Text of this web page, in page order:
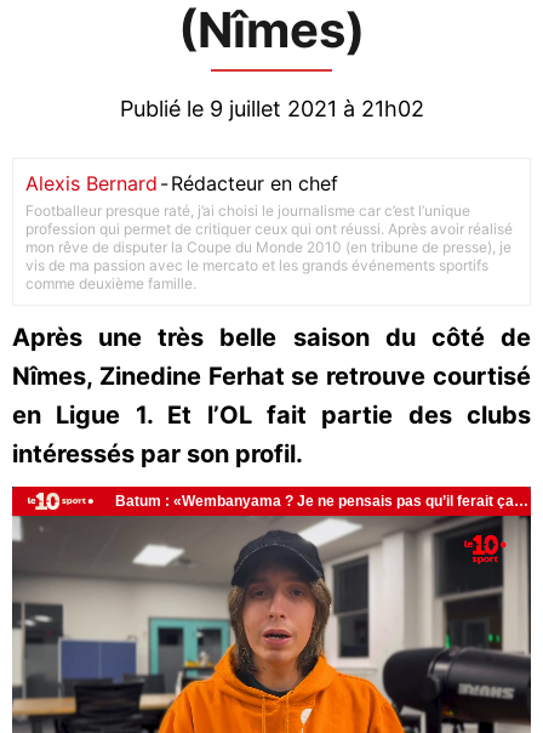
(Nîmes)
Publié le 9 juillet 2021 à 21h02
Alexis Bernard -Rédacteur en chef
Footballeur presque raté, j’ai choisi le journalisme car c’est l’unique
profession qui permet de critiquer ceux qui ont réussi. Après avoir réalisé
mon rêve de disputer la Coupe du Monde 2010 (en tribune de presse), je
vis de ma passion avec le mercato et les grands événements sportifs
comme deuxième famille.
Après une très belle saison du côté de
Nîmes, Zinedine Ferhat se retrouve courtisé
en Ligue 1. Et l’OL fait partie des clubs
intéressés par son profil.